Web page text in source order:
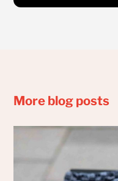
More blog posts